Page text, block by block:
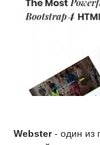
Webster- один из